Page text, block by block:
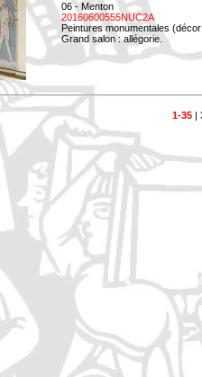
06 - Menton
20160600555NUC2A
Peintures monumentales
Grand salon : allégorie.
1-35|